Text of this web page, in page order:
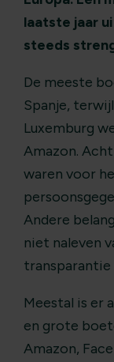
laatste jaar
steeds
De meeste
Spanje,
Luxemburg
Amazon.
waren voor
Andere
niet naleven
Meestal is er
en grote
Amazon,